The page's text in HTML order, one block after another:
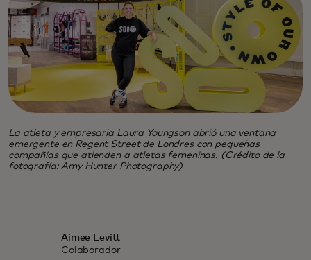
La atleta y empresaria Laura Youngson abrió una ventana
emergente en Regent Street de Londres con pequeñas
compañías que atienden a atletas femeninas. (Crédito de la
fotografía: Amy Hunter Photography)
Aimee Levitt
Colaborador